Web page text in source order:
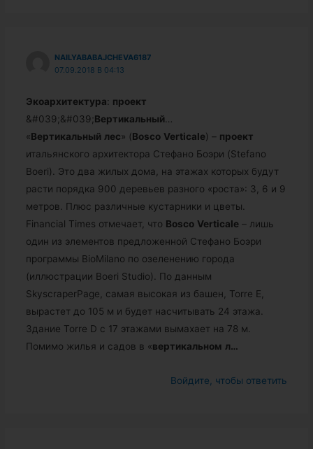
NAILYABABAJCHEVA6187
07.09.2018 В 04:13
Экоархитектура: проект
&#039;&#039;Вертикальный
«Вертикальный лес» (Bosco Verticale) – проект
итальянского архитектора Стефано Боэри (Stefano
Boeri). Это два жилых дома, на этажах которых будут
расти порядка 900 деревьев разного «роста»: 3, 6 и 9
метров. Плюс различные кустарники и цветы.
Financial Times отмечает, что Bosco Verticale – лишь
один из элементов предложенной Стефано Боэри
программы BioMilano по озеленению города
(иллюстрации Boeri Studio). По данным
SkyscraperPage, самая высокая из башен, Torre E,
вырастет до 105 м и будет насчитывать 24 этажа.
Здание Torre D с 17 этажами вымахает на 78 м.
Помимо жилья и садов в «вертикальном л…
Войдите, чтобы ответить